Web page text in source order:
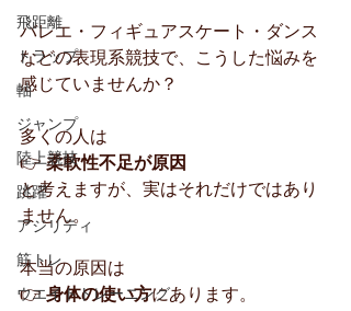
飛距離
トラップ
軸
ジャンプ
陸上競技
跳躍
アジリティ
筋トレ
ウエイトトレーニング
バレエ・フィギュアスケート・ダンス
などの表現系競技で、こうした悩みを
感じていませんか？
多くの人は
👉 柔軟性不足が原因
と考えますが、実はそれだけではあり
ません。
本当の原因は
👉 身体の使い方にあります。